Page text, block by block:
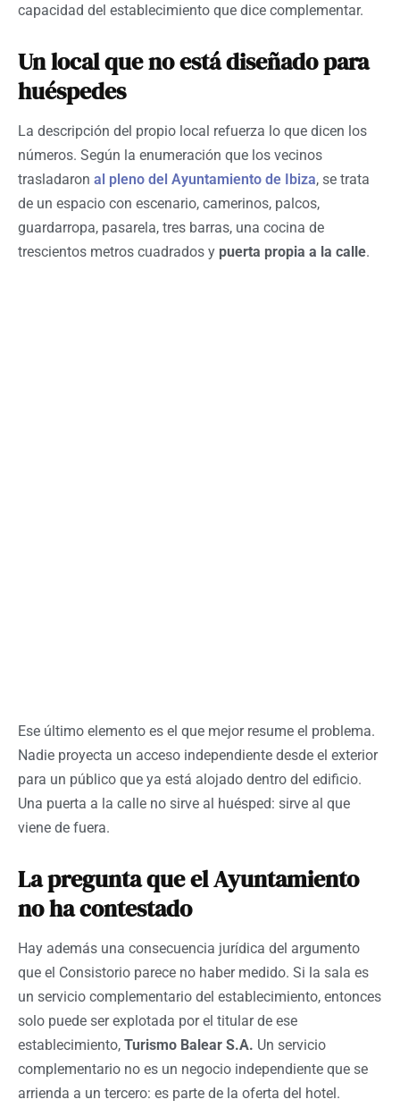
capacidad del establecimiento que dice complementar.
Un local que no está diseñado para
huéspedes
La descripción del propio local refuerza lo que dicen los
números. Según la enumeración que los vecinos
trasladaron al pleno del Ayuntamiento de Ibiza, se trata
de un espacio con escenario, camerinos, palcos,
guardarropa, pasarela, tres barras, una cocina de
trescientos metros cuadrados y puerta propia a la calle.
Ese último elemento es el que mejor resume el problema.
Nadie proyecta un acceso independiente desde el exterior
para un público que ya está alojado dentro del edificio.
Una puerta a la calle no sirve al huésped: sirve al que
viene de fuera.
La pregunta que el Ayuntamiento
no ha contestado
Hay además una consecuencia jurídica del argumento
que el Consistorio parece no haber medido. Si la sala es
un servicio complementario del establecimiento, entonces
solo puede ser explotada por el titular de ese
establecimiento, Turismo Balear S.A. Un servicio
complementario no es un negocio independiente que se
arrienda a un tercero: es parte de la oferta del hotel.